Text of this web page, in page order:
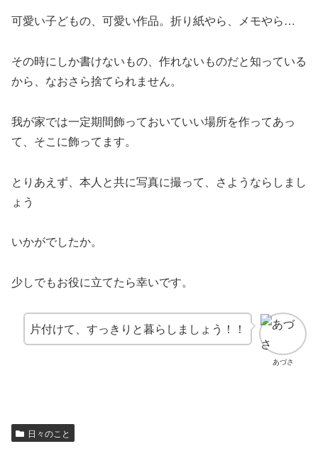
可愛い子どもの、可愛い作品。折り紙やら、メモやら…
その時にしか書けないもの、作れないものだと知っている
から、なおさら捨てられません。
我が家では一定期間飾っておいていい場所を作ってあっ
て、そこに飾ってます。
とりあえず、本人と共に写真に撮って、さようならしまし
ょう
いかがでしたか。
少しでもお役に立てたら幸いです。
あづさ
片付けて、すっきりと暮らしましょう！！
日々のこと